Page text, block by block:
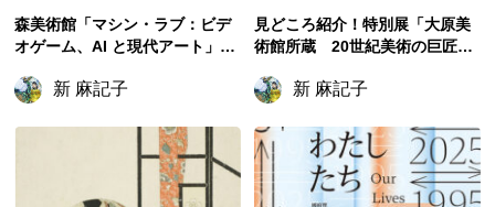
森美術館「マシン・ラブ：ビデ
オゲーム、AI と現代アート」の
が重なりあう
新 麻記子
見どころ紹介！特別展「大原美
術館所蔵 20世紀美術の巨匠た
キテンスタイン」
新 麻記子